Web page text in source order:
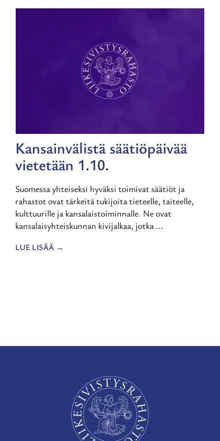
Kansainvälistä säätiöpäivää
vietetään 1.10.
Suomessa yhteiseksi hyväksi toimivat säätiöt ja
rahastot ovat tärkeitä tukijoita tieteelle, taiteelle,
kulttuurille ja kansalaistoiminnalle. Ne ovat
kansalaisyhteiskunnan kivijalkaa, jotka ...
LUE LISÄÄ